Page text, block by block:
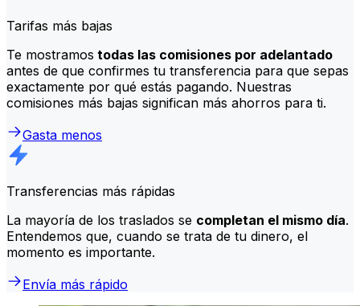
Tarifas más bajas
Te mostramos todas las comisiones por adelantado
antes de que confirmes tu transferencia para que sepas
exactamente por qué estás pagando. Nuestras
comisiones más bajas significan más ahorros para ti.
Gasta menos
Transferencias más rápidas
La mayoría de los traslados se completan el mismo día.
Entendemos que, cuando se trata de tu dinero, el
momento es importante.
Envía más rápido